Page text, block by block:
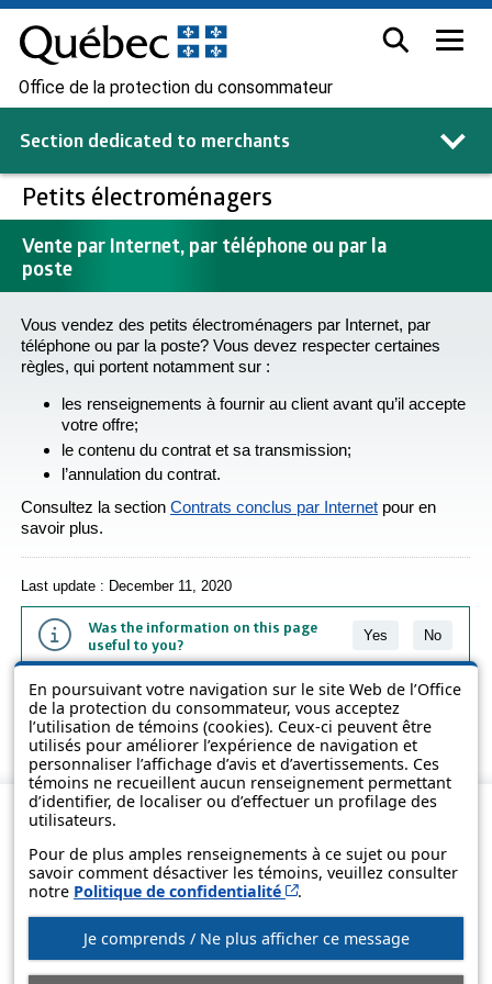
En poursuivant votre navigation sur le site Web de l’Office
de la protection du consommateur, vous acceptez
l’utilisation de témoins (cookies). Ceux-ci peuvent être
utilisés pour améliorer l’expérience de navigation et
personnaliser l’affichage d’avis et d’avertissements. Ces
témoins ne recueillent aucun renseignement permettant
d’identifier, de localiser ou d’effectuer un profilage des
utilisateurs.
Pour de plus amples renseignements à ce sujet ou pour
savoir comment désactiver les témoins, veuillez consulter
notre Politique de confidentialité Cet hyperlien s’ouvrira
.
Je comprends / Ne plus afficher ce message
Office de la protection du consommateur
Section dedicated to merchants
Petits électroménagers
Vente par Internet, par téléphone ou par la
poste
Vous vendez des petits électroménagers par Internet, par
téléphone ou par la poste? Vous devez respecter certaines
règles, qui portent notamment sur :
les renseignements à fournir au client avant qu’il accepte
votre offre;
le contenu du contrat et sa transmission;
l’annulation du contrat.
Consultez la section Contrats conclus par Internet pour en
savoir plus.
Last update : December 11, 2020
Was the information on this page
useful to you?
Yes No
The information contained on this page is presented in simple terms to
make it easier to understand. It does not replace the texts of the laws
and regulations.
© Government of Québec, 2013-2025